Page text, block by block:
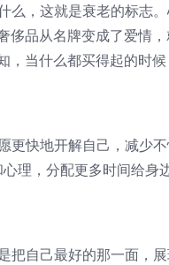
，这就是衰老的标志。
侈品从名牌变成了爱情
，当什么都买得起的时
快地开解自己，减少不
理，分配更多时间给身
自己最好的那一面，展